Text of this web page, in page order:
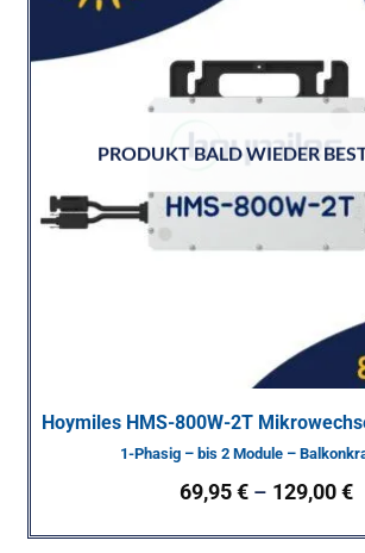
PRODUKT BALD WIEDER
Hoymiles HMS-800W-2T
1-Phasig – bis 2 Module –
69,95€ – 129,00€